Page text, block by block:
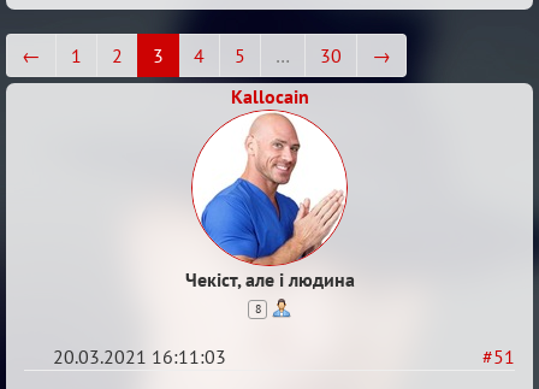
← 1 2 3 4 5 … 30
→
Kallocain
Чекіст, але і людина
8
#51
20.03.2021 16:11:03